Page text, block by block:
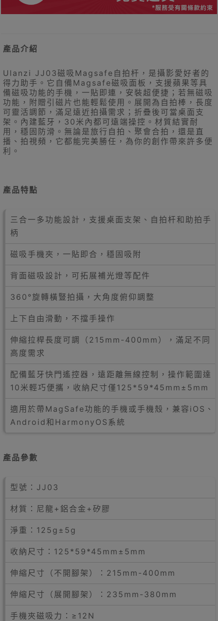
產品介紹
Ulanzi JJ03磁吸Magsafe自拍杆，是攝影愛好者的
得力助手。它自備Magsafe磁吸面板，支援蘋果等具
備磁吸功能的手機，一貼即連，安裝超便捷；若無磁吸
功能，附贈引磁片也能輕鬆使用。展開為自拍棒，長度
可靈活調節，滿足遠近拍攝需求；折疊後可當桌面支
架。內建藍牙，30米內都可遠端操控。材質結實耐
用，穩固防滑。無論是旅行自拍、聚會合拍，還是直
播、拍視頻，它都能完美勝任，為你的創作帶來許多便
利。
產品特點
三合一多功能設計，支援桌面支架、自拍杆和助拍手
柄
磁吸手機夾，一貼即合，穩固吸附
背面磁吸設計，可拓展補光燈等配件
360°旋轉橫豎拍攝，大角度俯仰調整
上下自由滑動，不擋手操作
伸縮拉桿長度可調（215mm-400mm），滿足不同
高度需求
配備藍牙快門遙控器，遠距離無線控制，操作範圍達
10米輕巧便攜，收納尺寸僅125*59*45mm±5mm
適用於帶MagSafe功能的手機或手機殼，兼容iOS、
Android和HarmonyOS系統
產品參數
型號：JJ03
材質：尼龍+鋁合金+矽膠
淨重：125g±5g
收納尺寸：125*59*45mm±5mm
伸縮尺寸（不開腳架）：215mm-400mm
伸縮尺寸（展開腳架）：235mm-380mm
手機夾磁吸力：≥12N